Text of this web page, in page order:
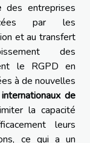
des entreprises
par les
et au transfert
des
le RGPD en
à de nouvelles
de
la capacité
leurs
ce qui a un